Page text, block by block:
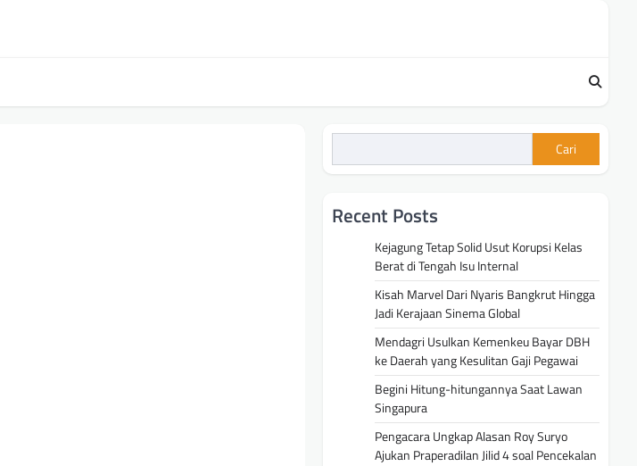
Cari
Recent Posts
Kejagung Tetap Solid Usut Korupsi Kelas
Berat di Tengah Isu Internal
Kisah Marvel Dari Nyaris Bangkrut Hingga
Jadi Kerajaan Sinema Global
Mendagri Usulkan Kemenkeu Bayar DBH
ke Daerah yang Kesulitan Gaji Pegawai
Begini Hitung-hitungannya Saat Lawan
Singapura
Pengacara Ungkap Alasan Roy Suryo
Ajukan Praperadilan Jilid 4 soal Pencekalan